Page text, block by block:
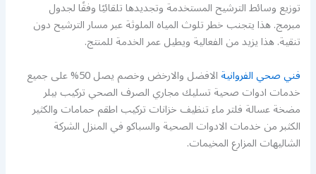
توزيع وسائط الترشيح المستخدمة وتجديدها تلقائيًا وفقًا لجدول
مبرمج. هذا يتجنب خطر تلوث المياه الملوثة عبر مسار الترشيح دون
تنقية. هذا يزيد من الفعالية ويطيل عمر الخدمة للمنتج.
فني صحي الفروانية
الافضل والارخض وخصم يصل 50% على جميع
خدمات ادوات صحية تسليك مجاري الصرف الصحي تركيب بيلر
مضخة عسالة فلتر ماء تنظيف خزانات تركيب اطقم حمامات والكثير
الكثبر من خدمات الادوات الصحية والسباكو في المنزل الشركة
الشاليهات المزارع المخيمات.